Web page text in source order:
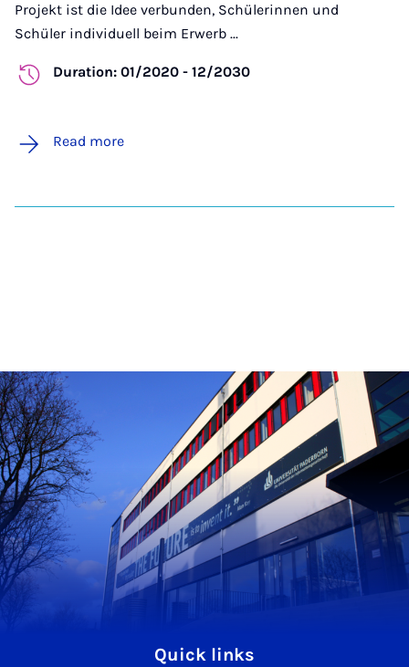
Projekt ist die Idee verbunden, Schülerinnen und
Schüler individuell beim Erwerb ...
Duration: 01/2020 - 12/2030
Read more
Quick links